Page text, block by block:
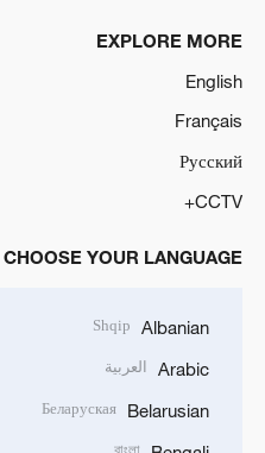
EXPLORE MORE
English
Français
Русский
CCTV+
CHOOSE YOUR LANGUAGE
Albanian
Shqip
Arabic العربية
Belarusian
Беларуская